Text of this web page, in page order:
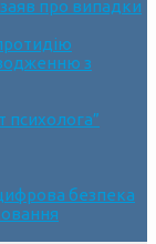
про випадки
з
психолога”
безпека